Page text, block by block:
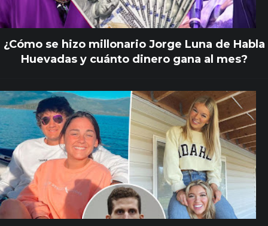
¿Cómo se hizo millonario Jorge Luna de Habla
Huevadas y cuánto dinero gana al mes?